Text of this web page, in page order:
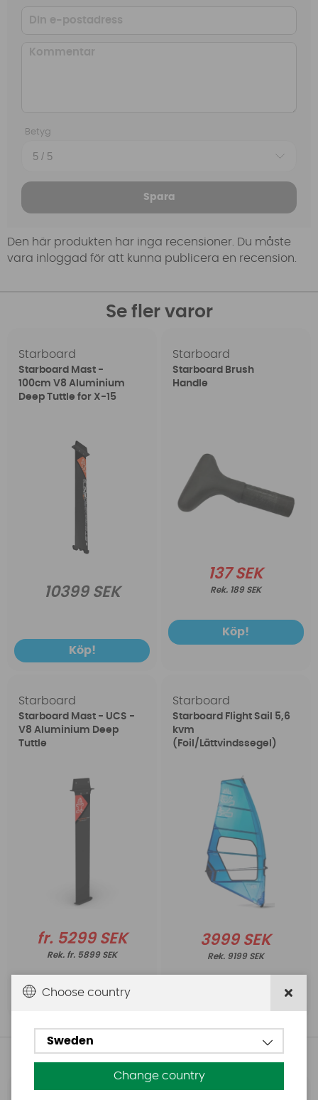
Betyg
Spara
Den här produkten har inga recensioner. Du måste
vara inloggad för att kunna publicera en recension.
Se fler varor
Starboard
Starboard Mast -
100cm V8 Aluminium
Deep Tuttle for X-15
10399 SEK
Köp!
Starboard
Starboard Brush
Handle
137 SEK
189 SEK
Köp!
Starboard
Starboard Mast - UCS -
V8 Aluminium Deep
Tuttle
fr. 5299 SEK
fr. 5899 SEK
Köp!
Starboard
Starboard Flight Sail 5,6
kvm
(Foil/Lättvindssegel)
3999 SEK
9199 SEK
Andra köpte även
Choose country
Sweden
Change country